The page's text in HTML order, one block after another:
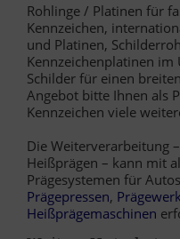
Rohlinge / Platinen für
Kennzeichen,
und Platinen,
Kennzeichenplatinen
Schilder für einen
Angebot bitte Ihnen als
Kennzeichen viele
Die Weiterverarbeitung
Heißprägen – kann mit
Prägesystemen für
Prägepressen,
Heißprägemaschinen